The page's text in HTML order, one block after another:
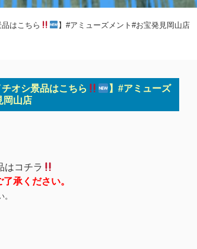
品はこちら 】#アミューズメント#お宝発見岡山店
オシ景品はこちら
】#アミューズ
岡山店
はコチラ
承ください。